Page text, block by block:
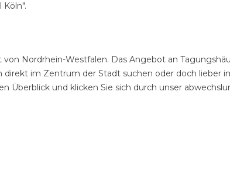
Nordrhein-Westfalen. Das Angebot an
direkt im Zentrum der Stadt suchen oder doch
Überblick und klicken Sie sich durch unser